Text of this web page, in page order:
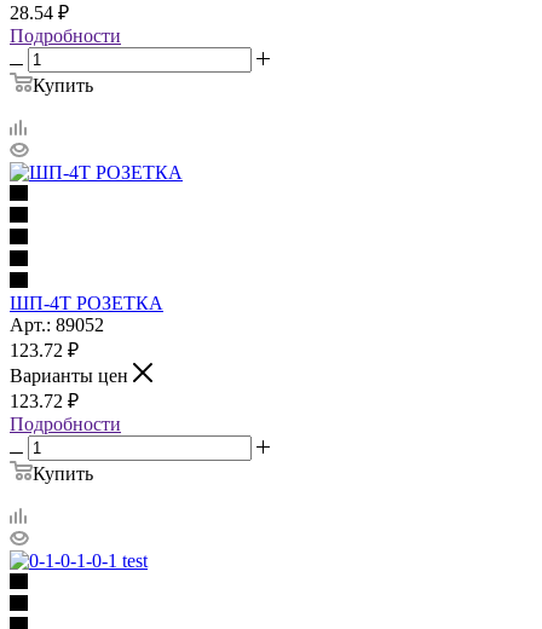
28.54 ₽
Подробности
Купить
ШП-4Т РОЗЕТКА
Арт.: 89052
123.72 ₽
Варианты цен
123.72 ₽
Подробности
Купить